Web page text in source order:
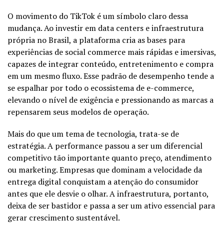
O movimento do TikTok é um símbolo claro dessa
mudança. Ao investir em data centers e infraestrutura
própria no Brasil, a plataforma cria as bases para
experiências de social commerce mais rápidas e imersivas,
capazes de integrar conteúdo, entretenimento e compra
em um mesmo fluxo. Esse padrão de desempenho tende a
se espalhar por todo o ecossistema de e-commerce,
elevando o nível de exigência e pressionando as marcas a
repensarem seus modelos de operação.
Mais do que um tema de tecnologia, trata-se de
estratégia. A performance passou a ser um diferencial
competitivo tão importante quanto preço, atendimento
ou marketing. Empresas que dominam a velocidade da
entrega digital conquistam a atenção do consumidor
antes que ele desvie o olhar. A infraestrutura, portanto,
deixa de ser bastidor e passa a ser um ativo essencial para
gerar crescimento sustentável.